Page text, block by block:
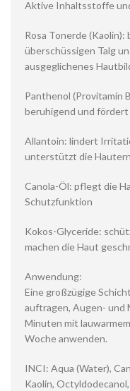
Aktive Inhaltsstoffe
Rosa Tonerde
überschüssigen Talg
ausgeglichenes
Panthenol (Provitamin
beruhigend und
Allantoin: lindert
unterstützt die
Canola-Öl: pflegt die
Schutzfunktion
Kokos-Glyceride:
machen die Haut
Anwendung:
Eine großzügige
auftragen, Augen- und
Minuten mit
Woche anwenden.
INCI: Aqua (Water),
Kaolin,